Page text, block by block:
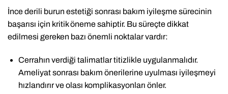
İnce derili burun estetiği sonrası bakım iyileşme sürecinin
başarısı için kritik öneme sahiptir. Bu süreçte dikkat
edilmesi gereken bazı önemli noktalar vardır:
Cerrahın verdiği talimatlar titizlikle uygulanmalıdır.
Ameliyat sonrası bakım önerilerine uyulması iyileşmeyi
hızlandırır ve olası komplikasyonları önler.